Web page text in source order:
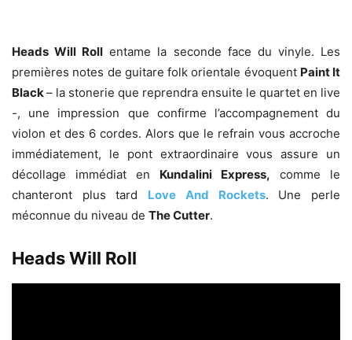
Heads Will Roll entame la seconde face du vinyle. Les
premières notes de guitare folk orientale évoquent Paint It
Black – la stonerie que reprendra ensuite le quartet en live
-, une impression que confirme l’accompagnement du
violon et des 6 cordes. Alors que le refrain vous accroche
immédiatement, le pont extraordinaire vous assure un
décollage immédiat en Kundalini Express, comme le
chanteront plus tard Love And Rockets. Une perle
méconnue du niveau de The Cutter.
Heads Will Roll